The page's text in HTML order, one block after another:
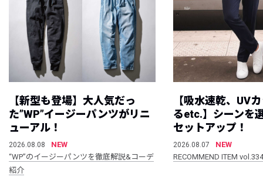
【新型も登場】大人気だっ
た”WP”イージーパンツがリニ
ューアル！
2026.08.08
NEW
“WP”のイージーパンツを徹底解説&コーデ
紹介
【吸水速乾、UV
るetc.】シーンを
セットアップ！
2026.08.07
NEW
RECOMMEND ITEM vol.334